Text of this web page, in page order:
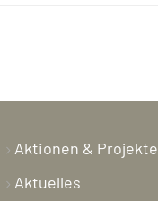
Aktionen & Projekte
Aktuelles